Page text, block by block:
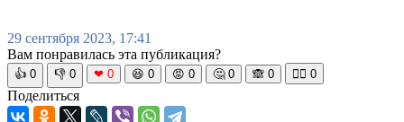
29 сентября 2023, 17:41
Вам понравилась эта публикация?
👍 0 👎 0 ❤ 0 😆 0 😡 0 🤔 0 🙈 0 🧘‍♀️ 0
Поделиться